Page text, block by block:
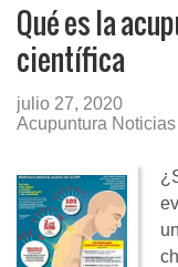
Qué es la
científica
julio 27, 2020
Acupuntura Noticias